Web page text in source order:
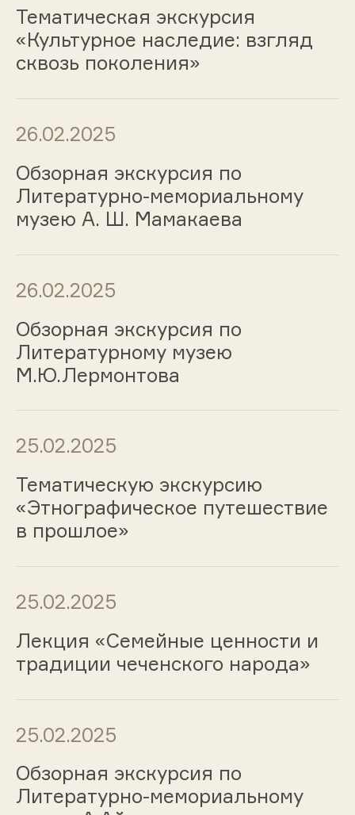
Тематическая экскурсия
«Культурное наследие: взгляд
сквозь поколения»
26.02.2025
Обзорная экскурсия по
Литературно-мемориальному
музею А. Ш. Мамакаева
26.02.2025
Обзорная экскурсия по
Литературному музею
М.Ю.Лермонтова
25.02.2025
Тематическую экскурсию
«Этнографическое путешествие
в прошлое»
25.02.2025
Лекция «Семейные ценности и
традиции чеченского народа»
25.02.2025
Обзорная экскурсия по
Литературно-мемориальному